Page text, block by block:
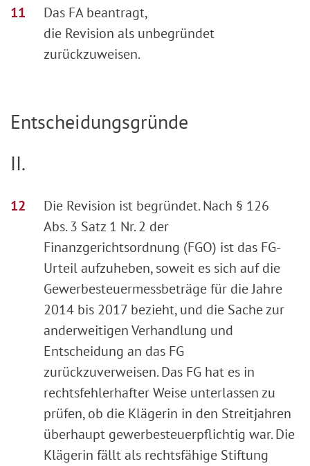
Das FA beantragt,
die Revision als unbegründet
zurückzuweisen.
Entscheidungsgründe
II.
Die Revision ist begründet. Nach § 126
Abs. 3 Satz 1 Nr. 2 der
Finanzgerichtsordnung (FGO) ist das FG-
Urteil aufzuheben, soweit es sich auf die
Gewerbesteuermessbeträge für die Jahre
2014 bis 2017 bezieht, und die Sache zur
anderweitigen Verhandlung und
Entscheidung an das FG
zurückzuverweisen. Das FG hat es in
rechtsfehlerhafter Weise unterlassen zu
prüfen, ob die Klägerin in den Streitjahren
überhaupt gewerbesteuerpflichtig war. Die
Klägerin fällt als rechtsfähige Stiftung